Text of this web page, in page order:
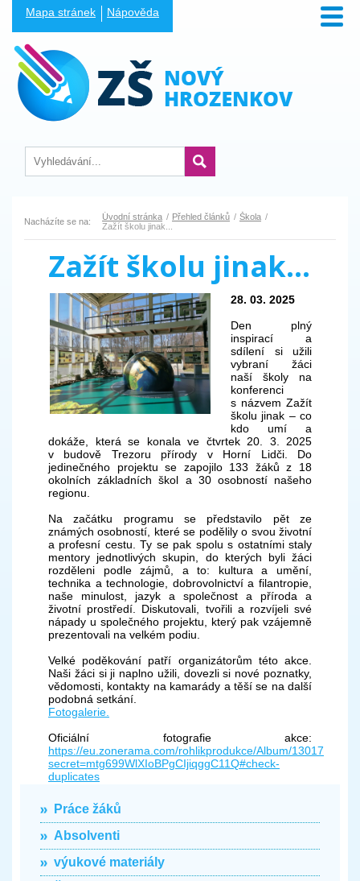
Mapa stránek Nápověda
Nacházíte se na: Úvodní stránka Přehled článků
Škola
Zažít školu jinak...
Zažít školu jinak...
28. 03. 2025
Den plný
inspirací a
sdílení si užili
vybraní žáci
naší školy na
konferenci
s názvem Zažít
školu jinak – co
kdo umí a
dokáže, která se konala ve čtvrtek 20. 3. 2025
v budově Trezoru přírody v Horní Lidči. Do
jedinečného projektu se zapojilo 133 žáků z 18
okolních základních škol a 30 osobností našeho
regionu.
Na začátku programu se představilo pět ze
známých osobností, které se podělily o svou životní
a profesní cestu. Ty se pak spolu s ostatními staly
mentory jednotlivých skupin, do kterých byli žáci
rozděleni podle zájmů, a to: kultura a umění,
technika a technologie, dobrovolnictví a filantropie,
naše minulost, jazyk a společnost a příroda a
životní prostředí. Diskutovali, tvořili a rozvíjeli své
nápady u společného projektu, který pak vzájemně
prezentovali na velkém podiu.
Velké poděkování patří organizátorům této akce.
Naši žáci si ji naplno užili, dovezli si nové poznatky,
vědomosti, kontakty na kamarády a těší se na další
podobná setkání.
Fotogalerie.
Oficiální fotografie akce:
https://eu.zonerama.com/rohlikprodukce/Album/13017883?
secret=mtg699WlXIoBPgCIjiqggC11Q#check-
duplicates
Práce žáků
Absolventi
výukové materiály